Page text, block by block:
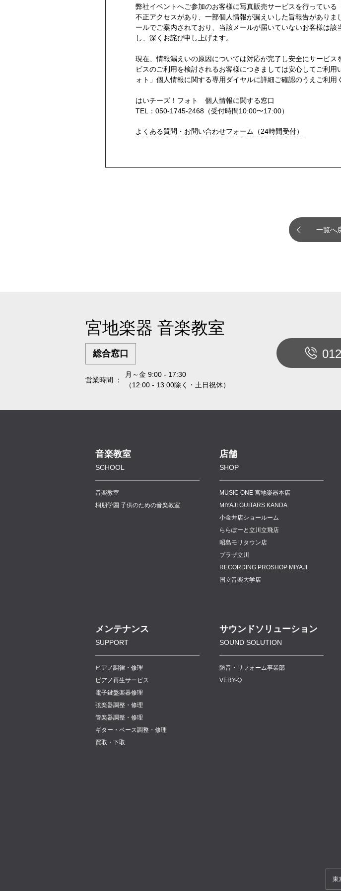
弊社イベントへご参加のお客様に写真販売サービスを行ってい
不正アクセスがあり、一部個人情報が漏えいした旨報告があり
ールでご案内されており、当該メールが届いていないお客様は
し、深くお詫び申し上げます。
現在、情報漏えいの原因については対応が完了し安全にサービ
ビスのご利用を検討されるお客様につきましては安心してご利
ォト」個人情報に関する専用ダイヤルに詳細ご確認のうえご利用
はいチーズ！フォト 個人情報に関する窓口
TEL：050-1745-2468（受付時間10:00〜17:00）
よくある質問・お問い合わせフォーム（24時間受付）
一覧へ
宮地楽器 音楽教室
総合窓口
営業時間 ：
月～金 9:00 - 17:30
（12:00 - 13:00除く・土日祝休）
音楽教室
SCHOOL
音楽教室
桐朋学園 子供のための音楽教室
店舗
SHOP
MUSIC ONE 宮地楽器本店
MIYAJI GUITARS KANDA
小金井店ショールーム
ららぽーと立川立飛店
昭島モリタウン店
プラザ立川
RECORDING PROSHOP MIYAJI
国立音楽大学店
メンテナンス
SUPPORT
ピアノ調律・修理
ピアノ再生サービス
電子鍵盤楽器修理
弦楽器調整・修理
管楽器調整・修理
ギター・ベース調整・修理
買取・下取
サウンドソリューション
SOUND SOLUTION
防音・リフォーム事業部
VERY-Q
東